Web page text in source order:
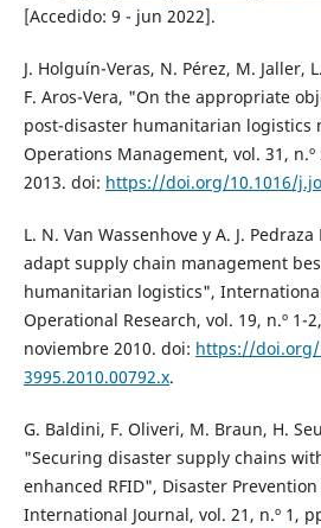
[Accedido: 9 - jun 2022].
J. Holguín-Veras, N. Pérez, M. Jaller,
F. Aros-Vera, "On the appropriate
post-disaster humanitarian logistics
Operations Management, vol. 31,
2013. doi: https://doi.org/10.1016/
L. N. Van Wassenhove y A. J.
adapt supply chain management
humanitarian logistics",
Operational Research, vol. 19, n.º 1-
noviembre 2010. doi: https://doi.org/
3995.2010.00792.x.
G. Baldini, F. Oliveri, M. Braun, H.
"Securing disaster supply chains
enhanced RFID", Disaster
International Journal, vol. 21, n.º 1,